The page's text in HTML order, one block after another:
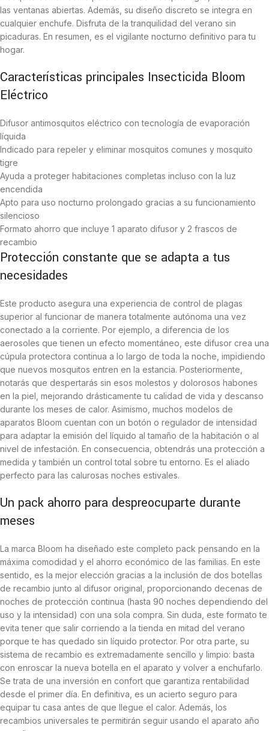
las ventanas abiertas. Además, su diseño discreto se integra en
cualquier enchufe. Disfruta de la tranquilidad del verano sin
picaduras. En resumen, es el vigilante nocturno definitivo para tu
hogar.
Características principales Insecticida Bloom
Eléctrico
Difusor antimosquitos eléctrico con tecnología de evaporación
líquida
Indicado para repeler y eliminar mosquitos comunes y mosquito
tigre
Ayuda a proteger habitaciones completas incluso con la luz
encendida
Apto para uso nocturno prolongado gracias a su funcionamiento
silencioso
Formato ahorro que incluye 1 aparato difusor y 2 frascos de
recambio
Protección constante que se adapta a tus
necesidades
Este producto asegura una experiencia de control de plagas
superior al funcionar de manera totalmente autónoma una vez
conectado a la corriente. Por ejemplo, a diferencia de los
aerosoles que tienen un efecto momentáneo, este difusor crea una
cúpula protectora continua a lo largo de toda la noche, impidiendo
que nuevos mosquitos entren en la estancia. Posteriormente,
notarás que despertarás sin esos molestos y dolorosos habones
en la piel, mejorando drásticamente tu calidad de vida y descanso
durante los meses de calor. Asimismo, muchos modelos de
aparatos Bloom cuentan con un botón o regulador de intensidad
para adaptar la emisión del líquido al tamaño de la habitación o al
nivel de infestación. En consecuencia, obtendrás una protección a
medida y también un control total sobre tu entorno. Es el aliado
perfecto para las calurosas noches estivales.
Un pack ahorro para despreocuparte durante
meses
La marca Bloom ha diseñado este completo pack pensando en la
máxima comodidad y el ahorro económico de las familias. En este
sentido, es la mejor elección gracias a la inclusión de dos botellas
de recambio junto al difusor original, proporcionando decenas de
noches de protección continua (hasta 90 noches dependiendo del
uso y la intensidad) con una sola compra. Sin duda, este formato te
evita tener que salir corriendo a la tienda en mitad del verano
porque te has quedado sin líquido protector. Por otra parte, su
sistema de recambio es extremadamente sencillo y limpio: basta
con enroscar la nueva botella en el aparato y volver a enchufarlo.
Se trata de una inversión en confort que garantiza rentabilidad
desde el primer día. En definitiva, es un acierto seguro para
equipar tu casa antes de que llegue el calor. Además, los
recambios universales te permitirán seguir usando el aparato año